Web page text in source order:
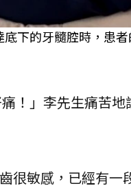
下的牙髓腔時，患
！」李先生痛苦地
很敏感，已經有